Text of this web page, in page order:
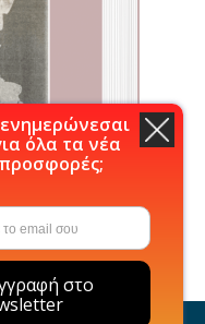
όλα τα νέα
προσφορές;
στο